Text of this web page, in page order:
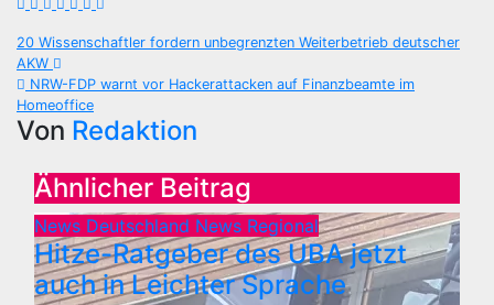
Beitragsnavigation
20 Wissenschaftler fordern unbegrenzten Weiterbetrieb deutscher
AKW
NRW-FDP warnt vor Hackerattacken auf Finanzbeamte im
Homeoffice
Von Redaktion
Ähnlicher Beitrag
News Deutschland News Regional
Hitze-Ratgeber des UBA jetzt
auch in Leichter Sprache